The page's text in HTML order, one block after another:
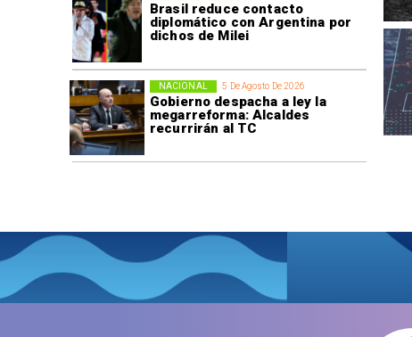
Brasil reduce contacto
diplomático con Argentina por
dichos de Milei
5 De Agosto De 2026
Gobierno despacha a ley la
megarreforma: Alcaldes
recurrirán al TC
NACIONAL